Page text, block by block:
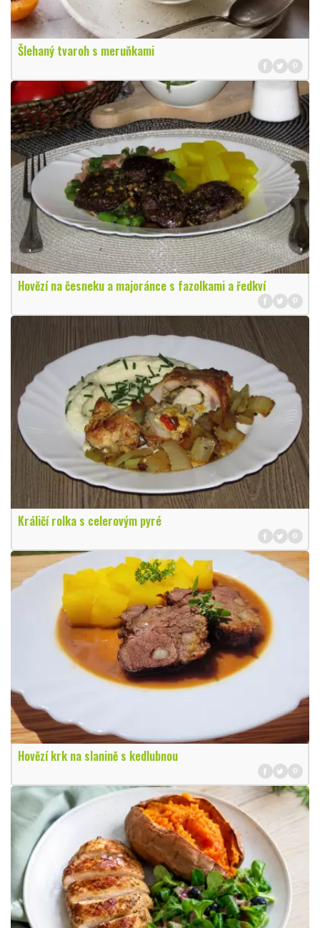
Šlehaný tvaroh s meruňkami
Hovězí na česneku a majoránce s fazolkami a ředkví
Králičí rolka s celerovým pyré
Hovězí krk na slanině s kedlubnou